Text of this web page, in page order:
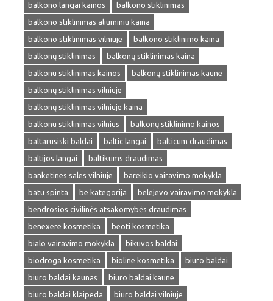
balkono langai kainos
balkono stiklinimas
balkono stiklinimas aliuminiu kaina
balkono stiklinimas vilniuje
balkono stiklinimo kaina
balkonų stiklinimas
balkonų stiklinimas kaina
balkonu stiklinimas kainos
balkonų stiklinimas kaune
balkonų stiklinimas vilniuje
balkonų stiklinimas vilniuje kaina
balkonu stiklinimas vilnius
balkonų stiklinimo kainos
baltarusiski baldai
baltic langai
balticum draudimas
baltijos langai
baltikums draudimas
banketines sales vilniuje
bareikio vairavimo mokykla
batu spinta
be kategorija
belejevo vairavimo mokykla
bendrosios civilinės atsakomybės draudimas
benexere kosmetika
beoti kosmetika
bialo vairavimo mokykla
bikuvos baldai
biodroga kosmetika
bioline kosmetika
biuro baldai
biuro baldai kaunas
biuro baldai kaune
biuro baldai klaipeda
biuro baldai vilniuje